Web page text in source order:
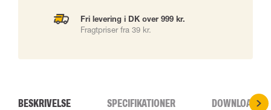
Fri levering i DK over 999 kr.
Fragtpriser fra 39 kr.
BESKRIVELSE SPECIFIKATIONER DOWNLOADS